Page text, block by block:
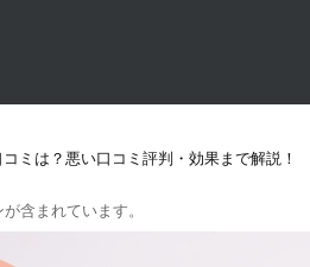
ミは？悪い口コミ評判・効果まで解説！
含まれています。